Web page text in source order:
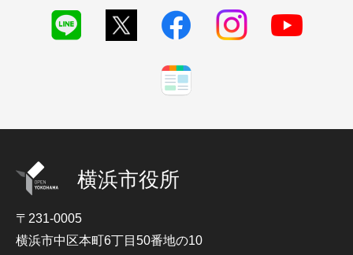
横浜市役所
〒231-0005
横浜市中区本町6丁目50番地の10